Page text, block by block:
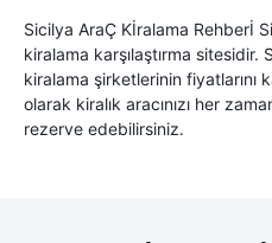
Sicilya AraÇ Kİralama Rehberİ
kiralama karşılaştırma sitesidir.
kiralama şirketlerinin fiyatlarını
olarak kiralık aracınızı her
rezerve edebilirsiniz.